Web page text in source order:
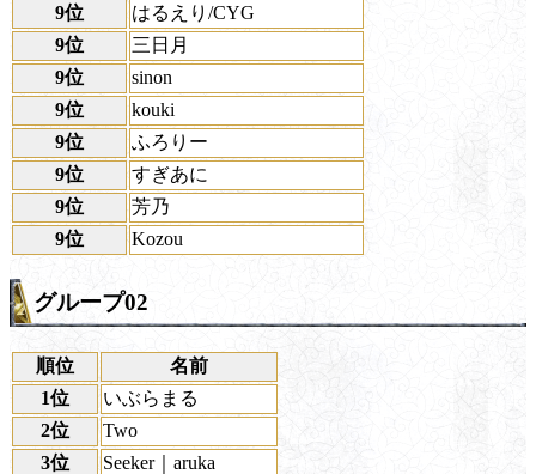
9位
はるえり/CYG
9位
三日月
9位
sinon
9位
kouki
9位
ふろりー
9位
すぎあに
9位
芳乃
9位
Kozou
グループ02
順位
名前
1位
いぶらまる
2位
Two
3位
Seeker｜aruka